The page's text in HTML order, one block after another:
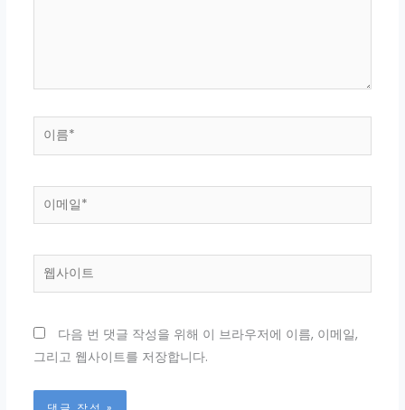
웹
사
트
다음 번 댓글 작성을 위해 이 브라우저에 이름, 이메일,
그리고 웹사이트를 저장합니다.